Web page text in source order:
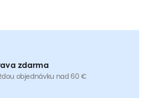
zdarma
objednávku nad 60 €